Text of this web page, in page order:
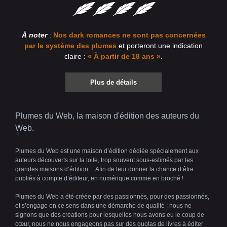
À noter: Nos dark romances ne sont pas concernées
par le système des plumes et porteront une indication
claire : « À partir de 18 ans ».
Plus de détails
Plumes du Web, la maison d'édition des auteurs du
Web.
Plumes du Web est une maison d’édition dédiée spécialement aux
auteurs découverts sur la toile, trop souvent sous-estimés par les
grandes maisons d’édition… Afin de leur donner la chance d’être
publiés à compte d’éditeur, en numérique comme en broché !
Plumes du Web a été créée par des passionnés, pour des passionnés,
et s’engage en ce sens dans une démarche de qualité : nous ne
signons que des créations pour lesquelles nous avons eu le coup de
cœur, nous ne nous engageons pas sur des quotas de livres à éditer